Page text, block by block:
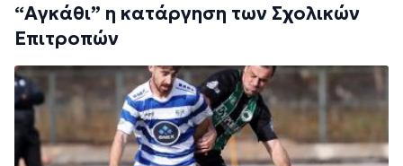
“Αγκάθι” η κατάργηση των Σχολικών
Επιτροπών